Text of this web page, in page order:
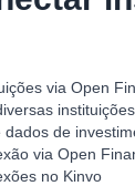
via Open
de
via Open
no Kinvo